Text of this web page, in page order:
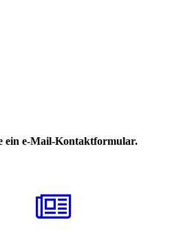
ein e-Mail-Kontaktformular.